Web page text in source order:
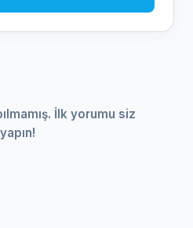
İlk yorumu siz
yapın!